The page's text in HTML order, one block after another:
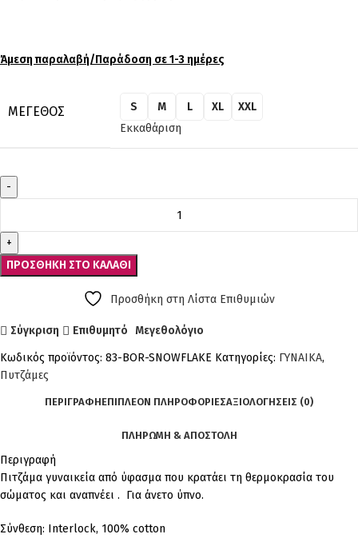
Άμεση παραλαβή/Παράδοση σε 1-3 ημέρες
ΜΈΓΕΘΟΣ S M L XL
XXL
Εκκαθάριση
ΠΡΟΣΘΉΚΗ ΣΤΟ ΚΑΛΆΘΙ
Προσθήκη στη Λίστα Επιθυμιών
Σύγκριση Επιθυμητό
Μεγεθολόγιο
Κωδικός προϊόντος: 83-BOR-SNOWFLAKE Κατηγορίες: ΓΥΝΑΙΚΑ,
Πυτζάμες
ΠΕΡΙΓΡΑΦΉΕΠΙΠΛΈΟΝ ΠΛΗΡΟΦΟΡΊΕΣΑΞΙΟΛΟΓΉΣΕΙΣ (0)
ΠΛΗΡΩΜΗ & ΑΠΟΣΤΟΛΗ
Περιγραφή
Πιτζάμα γυναικεία από ύφασμα που κρατάει τη θερμοκρασία του
σώματος και αναπνέει . Για άνετο ύπνο.
Σύνθεση: Interlock, 100% cotton